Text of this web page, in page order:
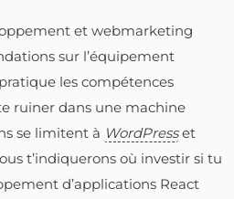
et webmarketing
sur l’équipement
les compétences
ruiner dans une machine
se limitent à WordPresset
t’indiquerons où investir si tu
d’applications React